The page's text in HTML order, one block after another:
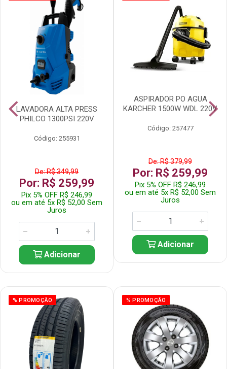
LAVADORA ALTA PRESS
PHILCO 1300PSI 220V
Código: 255931
De: R$ 349,99
Por: R$ 259,99
Pix 5% OFF R$ 246,99
ou em até 5x R$ 52,00 Sem
Juros
Adicionar
ASPIRADOR PO AGUA
KARCHER 1500W WDL 220V
Código: 257477
De: R$ 379,99
Por: R$ 259,99
Pix 5% OFF R$ 246,99
ou em até 5x R$ 52,00 Sem
Juros
Adicionar
% PROMOÇÃO % PROMOÇÃO